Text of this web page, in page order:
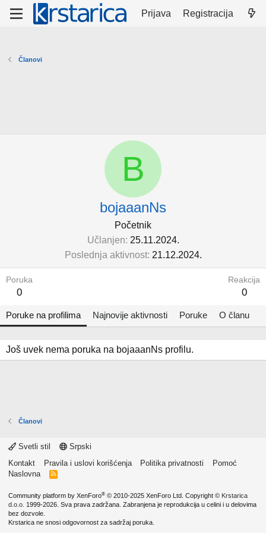
Prijava Registracija
Članovi
B
bojaaanNs
Početnik
Učlanjen 25.11.2024.
Poslednja aktivnost 21.12.2024.
Poruka
0
Reakcija
0
Poruke na profilima Najnovije aktivnosti Poruke O članu
Još uvek nema poruka na bojaaanNs profilu.
Članovi
Svetli stil
Srpski
Kontakt
Pravila i uslovi korišćenja Politika privatnosti
Pomoć
Naslovna
R
Community platform by XenForo® © 2010-2025 XenForo Ltd. Copyright © Krstarica
d.o.o. 1999-2026. Sva prava zadržana. Zabranjena je reprodukcija u celini i u delovima
bez dozvole.
Krstarica ne snosi odgovornost za sadržaj poruka.